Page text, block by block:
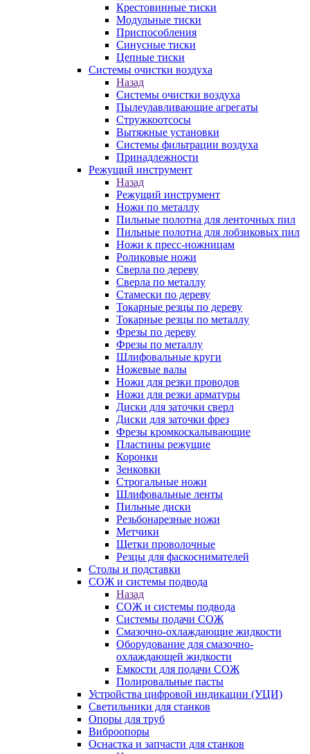
Крестовинные тиски
Модульные тиски
Приспособления
Синусные тиски
Цепные тиски
Системы очистки воздуха
Назад
Системы очистки воздуха
Пылеулавливающие агрегаты
Стружкоотсосы
Вытяжные установки
Системы фильтрации воздуха
Принадлежности
Режущий инструмент
Назад
Режущий инструмент
Ножи по металлу
Пильные полотна для ленточных пил
Пильные полотна для лобзиковых пил
Ножи к пресс-ножницам
Роликовые ножи
Сверла по дереву
Сверла по металлу
Стамески по дереву
Токарные резцы по дереву
Токарные резцы по металлу
Фрезы по дереву
Фрезы по металлу
Шлифовальные круги
Ножевые валы
Ножи для резки проводов
Ножи для резки арматуры
Диски для заточки сверл
Диски для заточки фрез
Фрезы кромкоскалывающие
Пластины режущие
Коронки
Зенковки
Строгальные ножи
Шлифовальные ленты
Пильные диски
Резьбонарезные ножи
Метчики
Щетки проволочные
Резцы для фаскоснимателей
Столы и подставки
СОЖ и системы подвода
Назад
СОЖ и системы подвода
Системы подачи СОЖ
Смазочно-охлаждающие жидкости
Оборудование для смазочно-
охлаждающей жидкости
Емкости для подачи СОЖ
Полировальные пасты
Устройства цифровой индикации (УЦИ)
Светильники для станков
Опоры для труб
Виброопоры
Оснастка и запчасти для станков